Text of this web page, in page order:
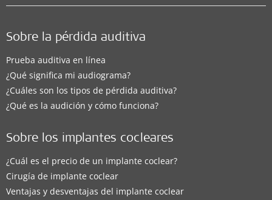
Sobre la pérdida auditiva
Prueba auditiva en línea
¿Qué significa mi audiograma?
¿Cuáles son los tipos de pérdida auditiva?
¿Qué es la audición y cómo funciona?
Sobre los implantes cocleares
¿Cuál es el precio de un implante coclear?
Cirugía de implante coclear
Ventajas y desventajas del implante coclear